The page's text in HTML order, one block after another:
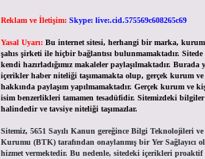
Reklam ve İletişim: Skype: live:.cid.575569c608265c69
Yasal Uyarı: Bu internet sitesi, herhangi bir marka, kurum
şahıs şirketi ile hiçbir bağlantısı bulunmamaktadır. Sitede
kendi hazırladığımız makaleler paylaşılmaktadır. Burada
içerikler haber niteliği taşımamakta olup, gerçek kurum
hakkında paylaşım yapılmamaktadır. Gerçek kurum ve
isim benzerlikleri tamamen tesadüfidir. Sitemizdeki
halindedir ve tavsiye niteliği taşımazlar.
Sitemiz, 5651 Sayılı Kanun gereğince Bilgi Teknolojileri
Kurumu (BTK) tarafından onaylanmış bir Yer Sağlayıcı
hizmet vermektedir. Bu nedenle, sitedeki içerikleri proaktif